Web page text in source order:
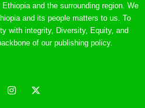
and the surrounding region. We
and its people matters to us. To
with integrity, Diversity, Equity, and
of our publishing policy.